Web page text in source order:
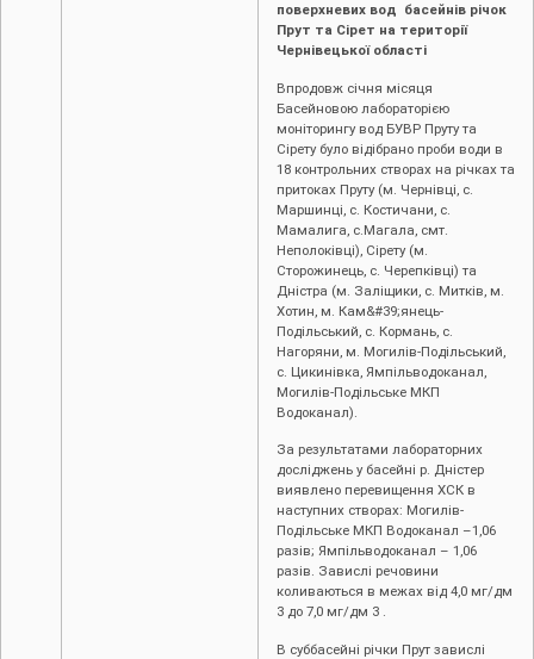
поверхневих вод басейнів річок
Прут та Сірет на території
Чернівецької області
Впродовж січня місяця
Басейновою лабораторією
моніторингу вод БУВР Пруту та
Сірету було відібрано проби води в
18 контрольних створах на річках та
притоках Пруту (м. Чернівці, c.
Маршинці, с. Костичани, с.
Мамалига, с.Магала, смт.
Неполоківці), Сірету (м.
Сторожинець, с. Черепківці) та
Дністра (м. Заліщики, с. Митків, м.
Хотин, м. Кам&#39;янець-
Подільський, с. Кормань, с.
Нагоряни, м. Могилів-Подільський,
с. Цикинівка, Ямпільводоканал,
Могилів-Подільське МКП
Водоканал).
За результатами лабораторних
досліджень у басейні р. Дністер
виявлено перевищення ХСК в
наступних створах: Могилів-
Подільське МКП Водоканал –1,06
разів; Ямпільводоканал – 1,06
разів. Завислі речовини
коливаються в межах від 4,0 мг/дм
3 до 7,0 мг/дм 3 .
В суббасейні річки Прут завислі